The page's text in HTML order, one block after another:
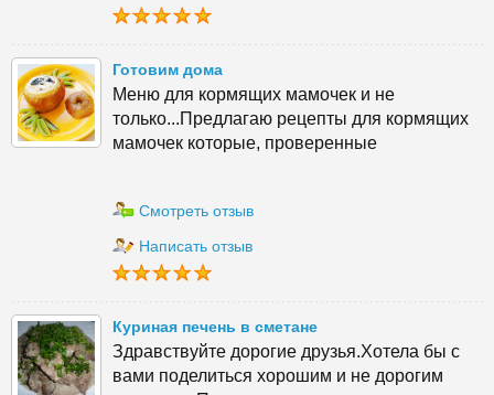
Готовим дома
Меню для кормящих мамочек и не
только...Предлагаю рецепты для кормящих
мамочек которые, проверенные
Смотреть отзыв
Написать отзыв
Куриная печень в сметане
Здравствуйте дорогие друзья.Хотела бы с
вами поделиться хорошим и не дорогим